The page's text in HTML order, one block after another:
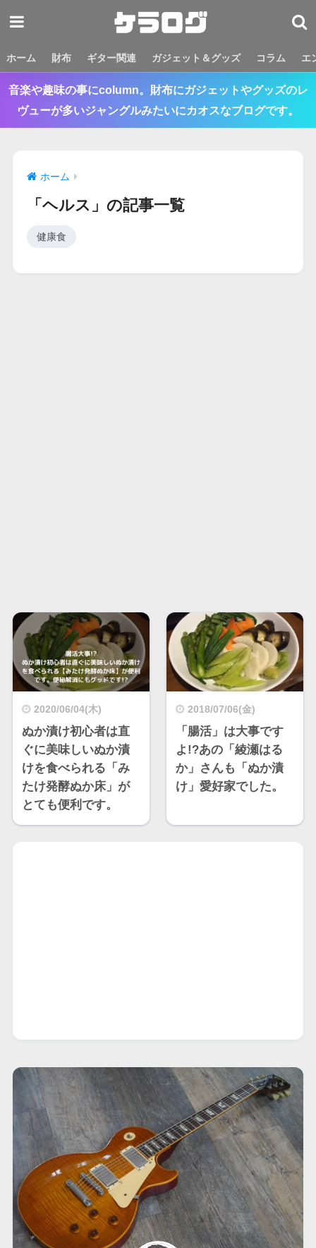
ホーム 財布 ギター関連 ガジェット＆グッズ コラム エ
音楽や趣味の事にcolumn。財布にガジェットやグッズのレ
ヴューが多いジャングルみたいにカオスなブログです。
ホーム
「ヘルス」の記事一覧
健康食
2020/06/04(木)
ぬか漬け初心者は直
ぐに美味しいぬか漬
けを食べられる「み
たけ発酵ぬか床」が
とても便利です。
2018/07/06(金)
「腸活」は大事です
よ!?あの「綾瀬はる
か」さんも「ぬか漬
け」愛好家でした。